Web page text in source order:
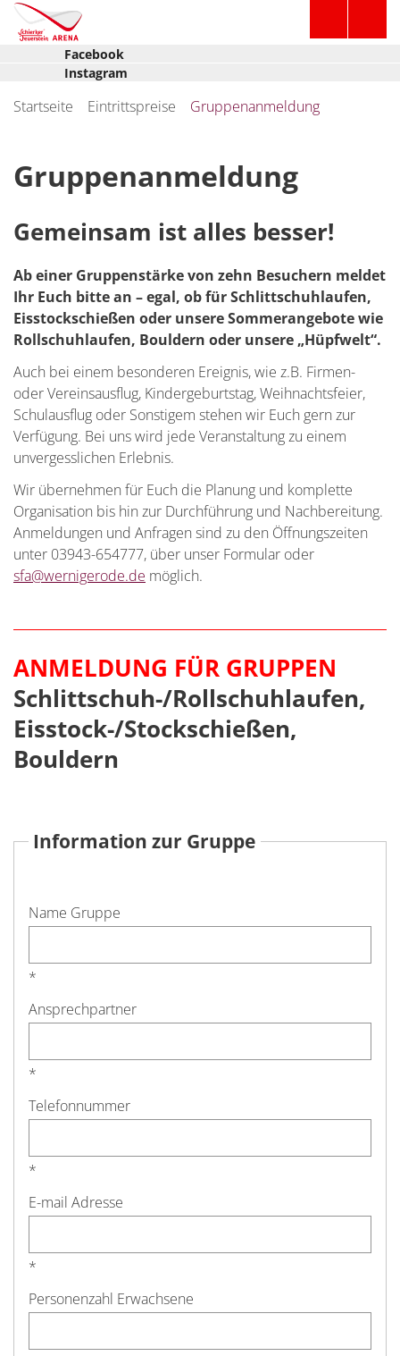
Facebook
Instagram
Startseite Eintrittspreise Gruppenanmeldung
Gruppenanmeldung
Gemeinsam ist alles besser!
Ab einer Gruppenstärke von zehn Besuchern meldet
Ihr Euch bitte an – egal, ob für Schlittschuhlaufen,
Eisstockschießen oder unsere Sommerangebote wie
Rollschuhlaufen, Bouldern oder unsere „Hüpfwelt“.
Auch bei einem besonderen Ereignis, wie z.B. Firmen-
oder Vereinsausflug, Kindergeburtstag, Weihnachtsfeier,
Schulausflug oder Sonstigem stehen wir Euch gern zur
Verfügung. Bei uns wird jede Veranstaltung zu einem
unvergesslichen Erlebnis.
Wir übernehmen für Euch die Planung und komplette
Organisation bis hin zur Durchführung und Nachbereitung.
Anmeldungen und Anfragen sind zu den Öffnungszeiten
unter 03943-654777, über unser Formular oder
sfa@wernigerode.de möglich.
ANMELDUNG FÜR GRUPPEN
Schlittschuh-/Rollschuhlaufen,
Eisstock-/Stockschießen,
Bouldern
Information zur Gruppe
Name Gruppe
*
Ansprechpartner
*
Telefonnummer
*
E-mail Adresse
*
Personenzahl Erwachsene